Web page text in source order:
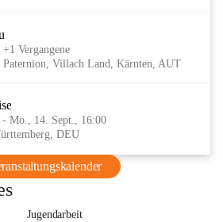
+1 Vergangene
Paternion, Villach Land, Kärnten, AUT
Mo., 14. Sept., 16:00
DEU
Jugendarbeit